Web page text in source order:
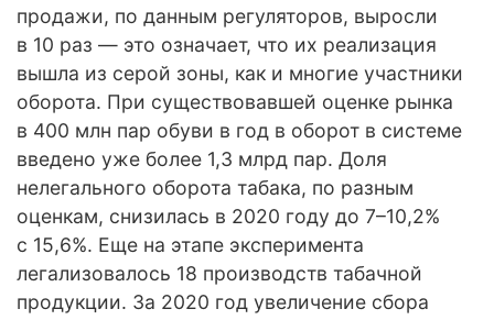
продажи, по данным регуляторов, выросли
в 10 раз — это означает, что их реализация
вышла из серой зоны, как и многие участники
оборота. При существовавшей оценке рынка
в 400 млн пар обуви в год в оборот в системе
введено уже более 1,3 млрд пар. Доля
нелегального оборота табака, по разным
оценкам, снизилась в 2020 году до 7–10,2%
с 15,6%. Еще на этапе эксперимента
легализовалось 18 производств табачной
продукции. За 2020 год увеличение сбора